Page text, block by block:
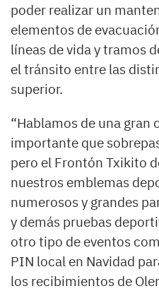
poder realizar un
elementos de
líneas de vida y tramos
el tránsito entre las
superior.
“Hablamos de una gran
importante que
pero el Frontón Txikito
nuestros emblemas
numerosos y grandes
y demás pruebas
otro tipo de eventos
PIN local en Navidad
los recibimientos de